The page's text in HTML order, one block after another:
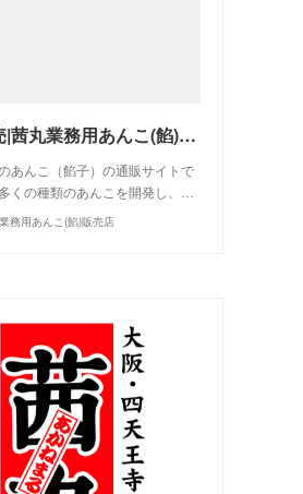
あんこ販売|茜丸業務用あんこ(餡)販売店
あんこ（餡子）の通販サイトで
くの種類のあんこを開発し、…
務用あんこ(餡)販売店